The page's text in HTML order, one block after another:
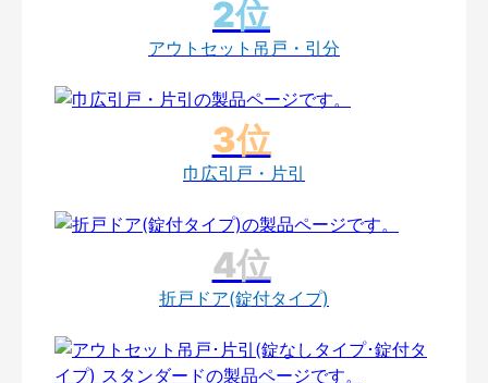
アウトセット吊戸・引分
巾広引戸・片引
折戸ドア(錠付タイプ)